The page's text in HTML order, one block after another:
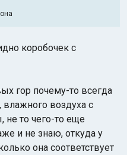
коробочек с
гор почему-то всегда
влажного воздуха с
не то чего-то еще
и не знаю, откуда у
она соответствует